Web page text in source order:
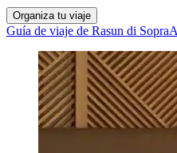
Organiza tu viaje
Guía de viaje de Rasun di Sopra